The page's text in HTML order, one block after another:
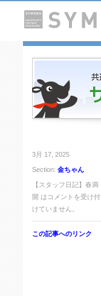
3月 17, 2025
Section: 金ちゃん
【スタッフ日記】春満
開 は コメントを受け付
けていません。
この記事へのリンク